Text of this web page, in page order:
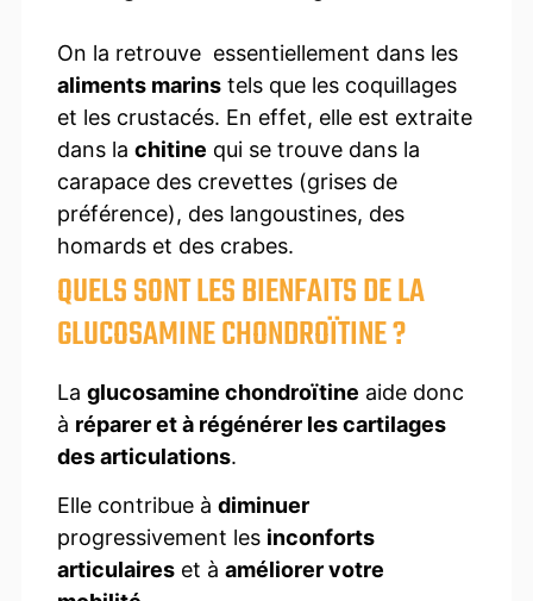
On la retrouve essentiellement dans les
aliments marinstels que les coquillages
et les crustacés. En effet, elle est extraite
dans la chitine qui se trouve dans la
carapace des crevettes (grises de
préférence), des langoustines, des
homards et des crabes.
QUELS SONT LES BIENFAITS DE LA
GLUCOSAMINE CHONDROÏTINE ?
La glucosamine chondroïtine aide donc
à réparer et à régénérer les cartilages
des articulations.
Elle contribue à diminuer
progressivement les inconforts
articulaireset à améliorer votre